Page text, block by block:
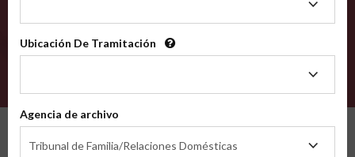
Tramitación
Ubicación De Tramitación
Tramitación
Agencia de archivo
Tribunal de Familia/Relaciones Domésticas
de